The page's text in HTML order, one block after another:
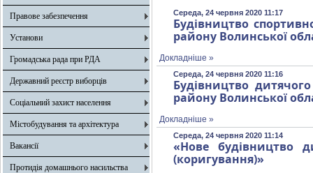
Правове забезпечення
Установи
Громадська рада при РДА
Державний реєстр виборців
Соціальний захист населення
Містобудування та архітектура
Вакансії
Протидія домашнього насильства
Середа, 24 червня 2020 11:17
Будівництво
району Волинської
Докладніше »
Середа, 24 червня 2020 11:16
Будівництво
району Волинської
Докладніше »
Середа, 24 червня 2020 11:14
«Нове будівництво
(коригування)»